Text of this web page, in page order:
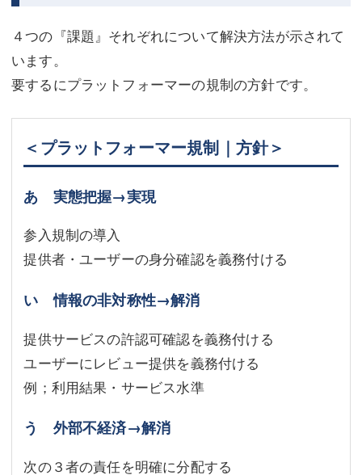
４つの『課題』それぞれについて解決方法が示されて
います。
要するにプラットフォーマーの規制の方針です。
＜プラットフォーマー規制｜方針＞
あ 実態把握→実現
参入規制の導入
提供者・ユーザーの身分確認を義務付ける
い 情報の非対称性→解消
提供サービスの許認可確認を義務付ける
ユーザーにレビュー提供を義務付ける
例；利用結果・サービス水準
う 外部不経済→解消
次の３者の責任を明確に分配する